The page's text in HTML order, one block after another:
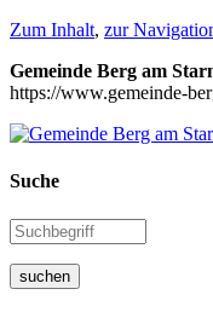
Zum Inhalt, zur
Gemeinde Berg am
https://www.gemeinde-
Suche
suchen